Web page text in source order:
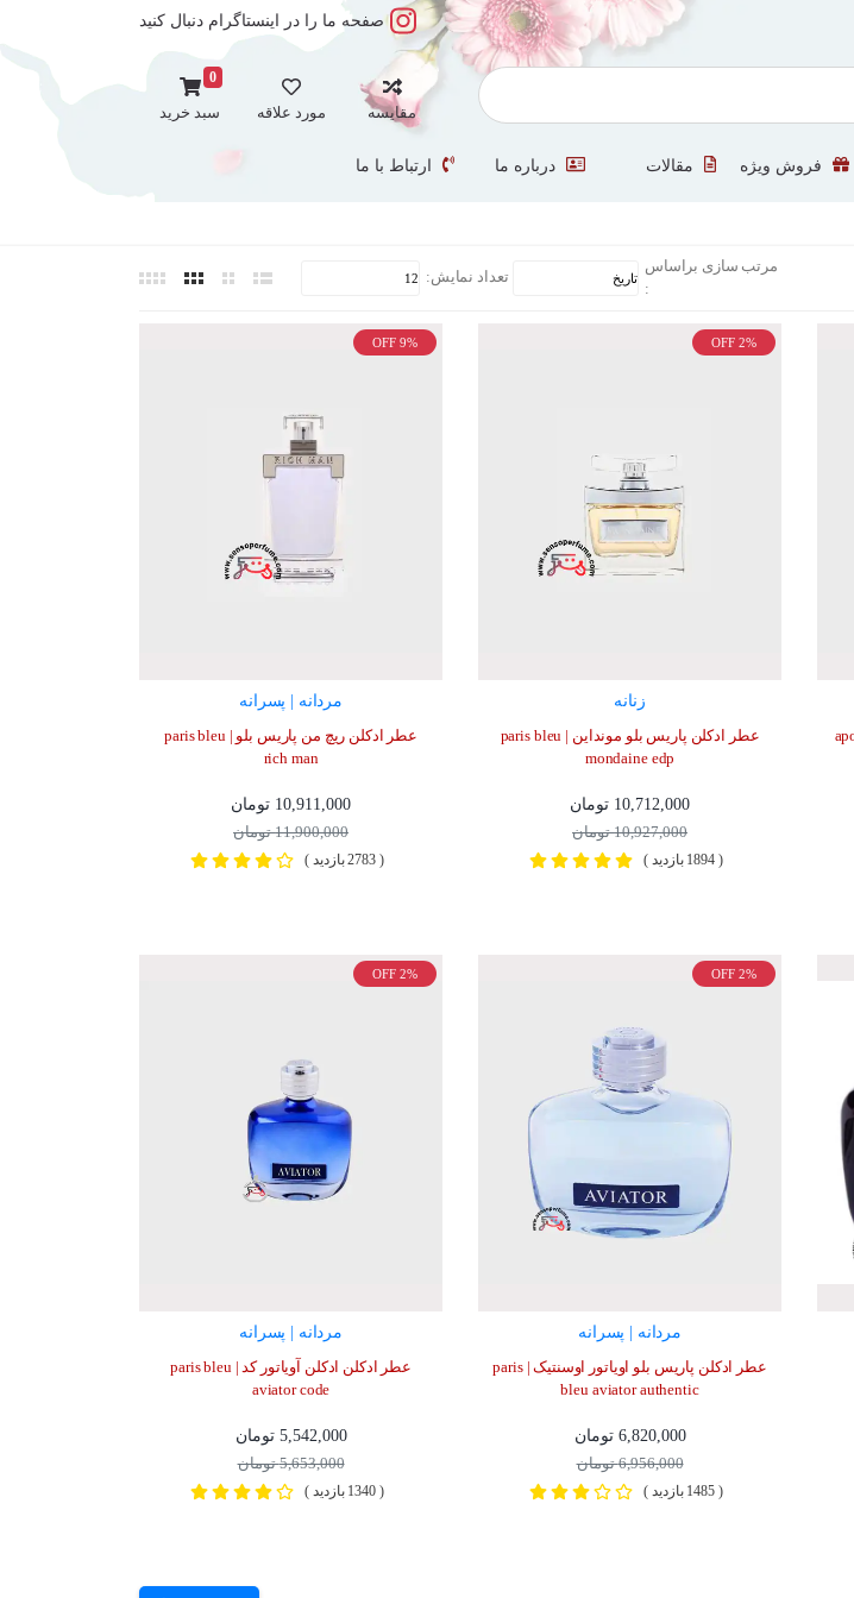
صفحه ما را در اینستاگرام دنبال کنید
مقایسه مورد علاقه
0
سبد خرید
فروش ویژه مقالات درباره ما ارتباط با ما
مرتب سازی براساس
:
تعداد نمایش:
OFF 2%
زنانه
عطر ادکلن پاریس بلو مونداین | paris bleu
mondaine edp
10,712,000 تومان
10,927,000 تومان
( 1894 بازدید )
OFF 9%
مردانه | پسرانه
عطر ادکلن ریچ من پاریس بلو | paris bleu
rich man
10,911,000 تومان
11,900,000 تومان
( 2783 بازدید )
OFF 2%
مردانه | پسرانه
عطر ادکلن پاریس بلو اویاتور اوسنتیک | paris
bleu aviator authentic
6,820,000 تومان
6,956,000 تومان
( 1485 بازدید )
OFF 2%
مردانه | پسرانه
عطر ادکلن ادکلن آویاتور کد | paris bleu
aviator code
5,542,000 تومان
5,653,000 تومان
( 1340 بازدید )